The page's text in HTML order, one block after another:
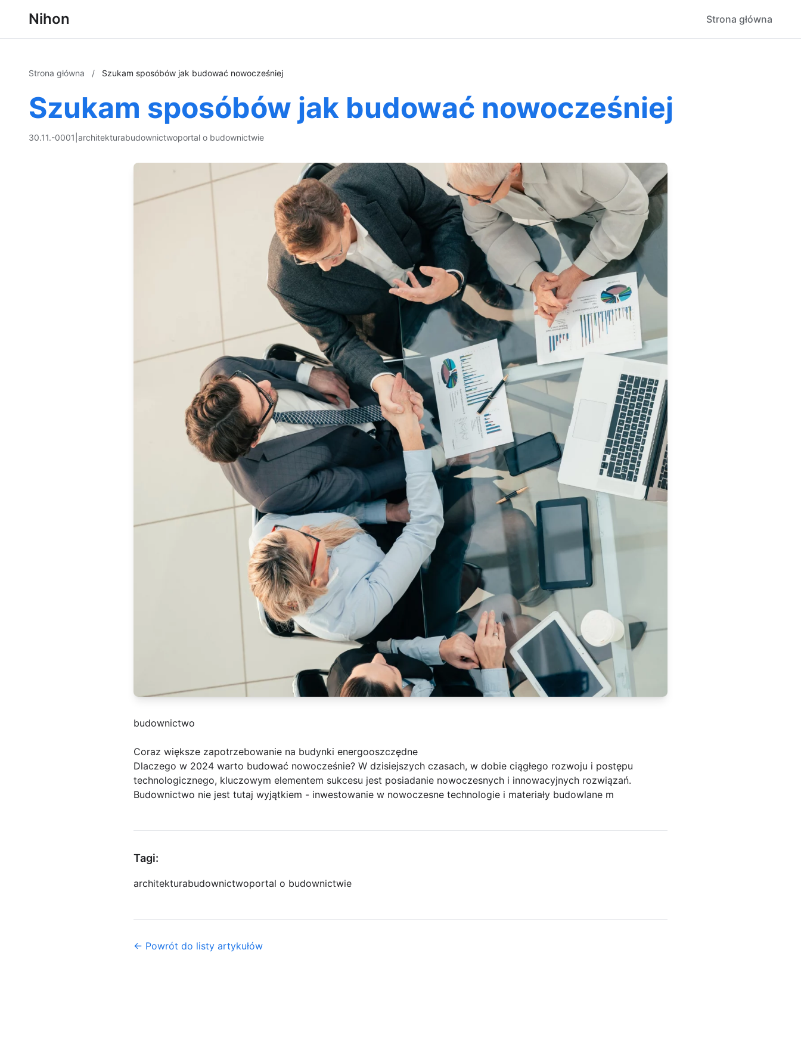
Nihon Strona główna
Strona główna / Szukam sposóbów jak budować nowocześniej
Szukam sposóbów jak budować nowocześniej
30.11.-0001 architekturabudownictwoportal o budownictwie
budownictwo
Coraz większe zapotrzebowanie na budynki energooszczędne
Dlaczego w 2024 warto budować nowocześnie? W dzisiejszych czasach, w dobie ciągłego rozwoju i postępu
technologicznego, kluczowym elementem sukcesu jest posiadanie nowoczesnych i innowacyjnych rozwiązań.
Budownictwo nie jest tutaj wyjątkiem - inwestowanie w nowoczesne technologie i materiały budowlane m
Tagi:
architekturabudownictwoportal o budownictwie
← Powrót do listy artykułów